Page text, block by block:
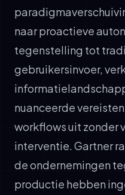
naar proactieve
tegenstelling tot
gebruikersinvoer,
nuanceerde
workflows uit zonder
interventie. Gartner
de ondernemingen
productie hebben